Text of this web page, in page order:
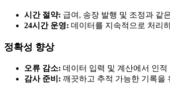
시간 절약: 급여, 송장 발행 및 조정과 같
24시간 운영: 데이터를 지속적으로 처리
정확성 향상
오류 감소: 데이터 입력 및 계산에서 인
감사 준비: 깨끗하고 추적 가능한 기록을